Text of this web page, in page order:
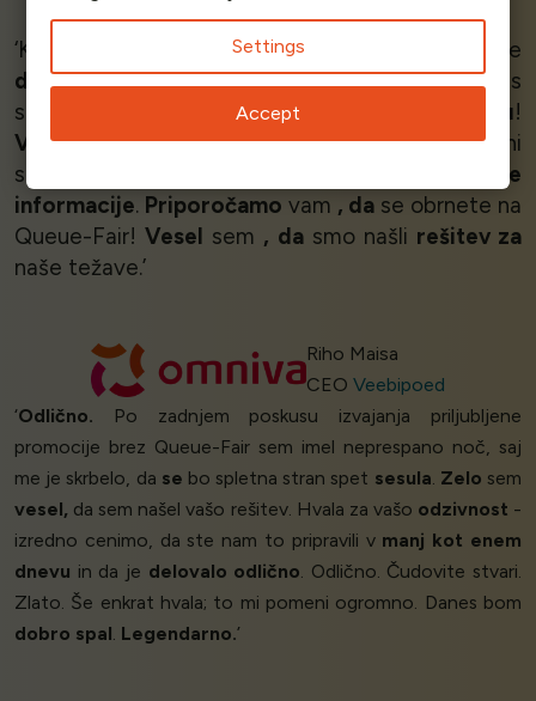
‘Komunikacija je potekala zelo
in vse je
delovalo dobro. Kampanja je bilauspešna- s
strežnikom smo bili ves čas v
zelenem območju!
Vse je delovalo, tako tehnično kot tudi na strani
strank, in dobili smo
pozitivne povratne
informacije. Priporočamo vam , da se obrnete na
Queue-Fair!Vesel sem , dasmo našli rešitev za
naše težave.’
Riho Maisa
CEO Veebipoed
‘Odlično. Po zadnjem poskusu izvajanja priljubljene
promocije brez Queue-Fair sem imel neprespano noč, saj
me je skrbelo, da se bo spletna stran spet sesula. Zelo sem
vesel, da sem našel vašo rešitev. Hvala za vašo odzivnost -
izredno cenimo, da ste nam to pripravili v manj kot enem
dnevu in da je delovalo odlično. Odlično. Čudovite stvari.
Zlato. Še enkrat hvala; to mi pomeni ogromno. Danes bom
dobro spal. Legendarno.’
Settings
Accept